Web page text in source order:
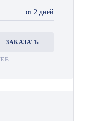
от 2 дней
ЗАКАЗАТЬ